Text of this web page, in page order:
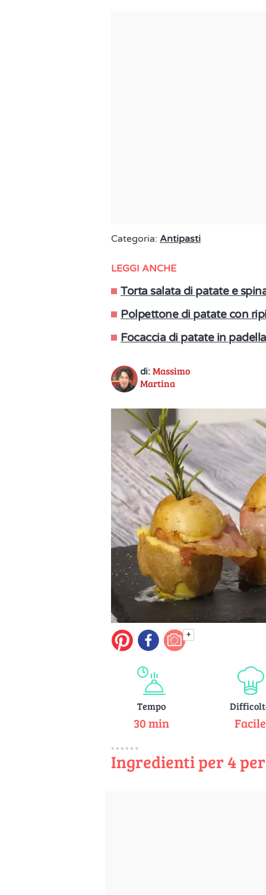
Categoria: Antipasti
LEGGI ANCHE
Torta salata di patate e
Polpettone di patate con
Focaccia di patate in
di: Massimo
Martina
+
Tempo
30 min Facile
Ingredienti per 4